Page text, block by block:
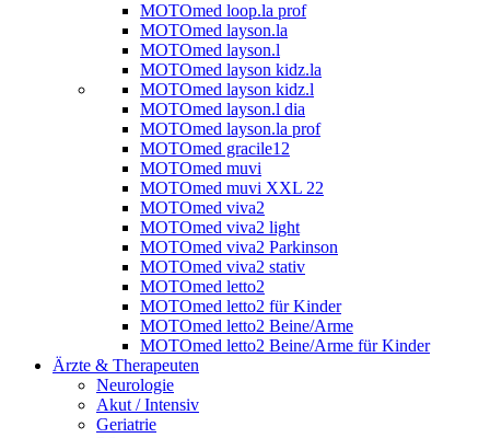
MOTOmed loop.la prof
MOTOmed layson.la
MOTOmed layson.l
MOTOmed layson kidz.la
MOTOmed layson kidz.l
MOTOmed layson.l dia
MOTOmed layson.la prof
MOTOmed gracile12
MOTOmed muvi
MOTOmed muvi XXL 22
MOTOmed viva2
MOTOmed viva2 light
MOTOmed viva2 Parkinson
MOTOmed viva2 stativ
MOTOmed letto2
MOTOmed letto2 für Kinder
MOTOmed letto2 Beine/Arme
MOTOmed letto2 Beine/Arme für Kinder
Ärzte & Therapeuten
Neurologie
Akut / Intensiv
Geriatrie